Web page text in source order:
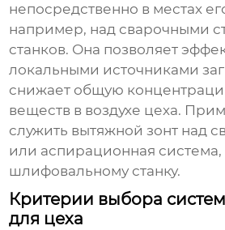
непосредственно в местах
например, над сварочными
станков. Она позволяет
локальными источниками
снижает общую
веществ в воздухе цеха.
служить вытяжной зонт над
или аспирационная
шлифовальному станку.
Критерии выбора
для цеха